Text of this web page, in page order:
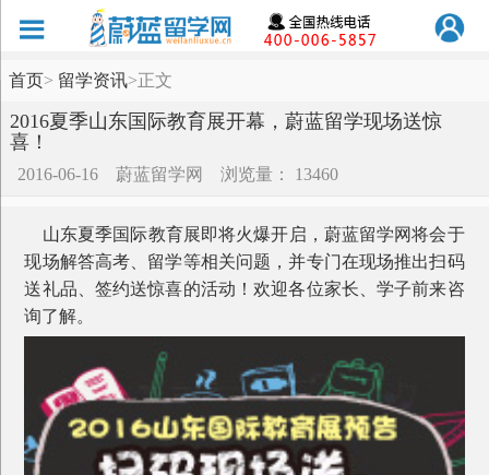
首页> 留学资讯>正文
2016夏季山东国际教育展开幕，蔚蓝留学现场送惊
喜！
2016-06-16 蔚蓝留学网 浏览量： 13460
山东夏季国际教育展即将火爆开启，蔚蓝留学网将会于
现场解答高考、留学等相关问题，并专门在现场推出扫码
送礼品、签约送惊喜的活动！欢迎各位家长、学子前来咨
询了解。